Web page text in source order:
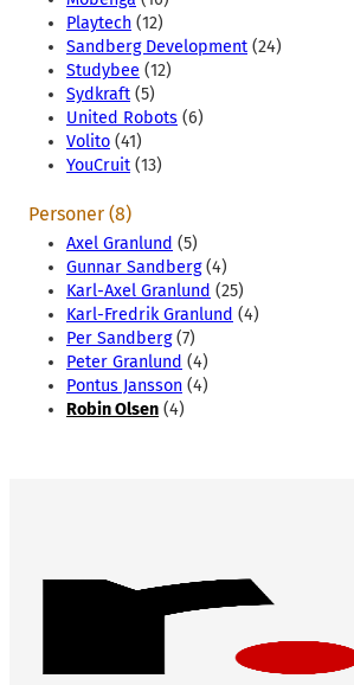
Playtech (12)
Sandberg Development (24)
Studybee (12)
Sydkraft (5)
United Robots (6)
Volito (41)
YouCruit (13)
Personer (8)
Axel Granlund (5)
Gunnar Sandberg(4)
Karl-Axel Granlund (25)
Karl-Fredrik Granlund (4)
Per Sandberg(7)
Peter Granlund (4)
Pontus Jansson (4)
Robin Olsen (4)